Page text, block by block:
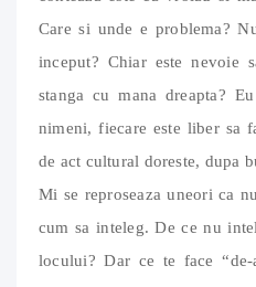
Care si unde e problema?
inceput? Chiar este nevoie
stanga cu mana dreapta?
nimeni, fiecare este liber sa
de act cultural doreste, dupa
Mi se reproseaza uneori ca
cum sa inteleg. De ce nu
locului? Dar ce te face